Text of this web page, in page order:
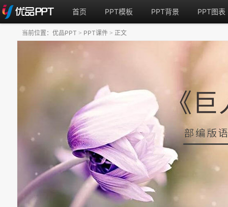
首页 PPT模板 PPT背景 PPT图表
当前位置： 优品PPT > PPT课件 > 正文